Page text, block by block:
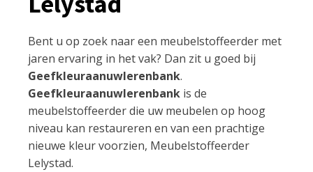
Bent u op zoek naar een meubelstoffeerder met
jaren ervaring in het vak? Dan zit u goed bij
Geefkleuraanuwlerenbank.
Geefkleuraanuwlerenbank is de
meubelstoffeerder die uw meubelen op hoog
niveau kan restaureren en van een prachtige
nieuwe kleur voorzien, Meubelstoffeerder
Lelystad.